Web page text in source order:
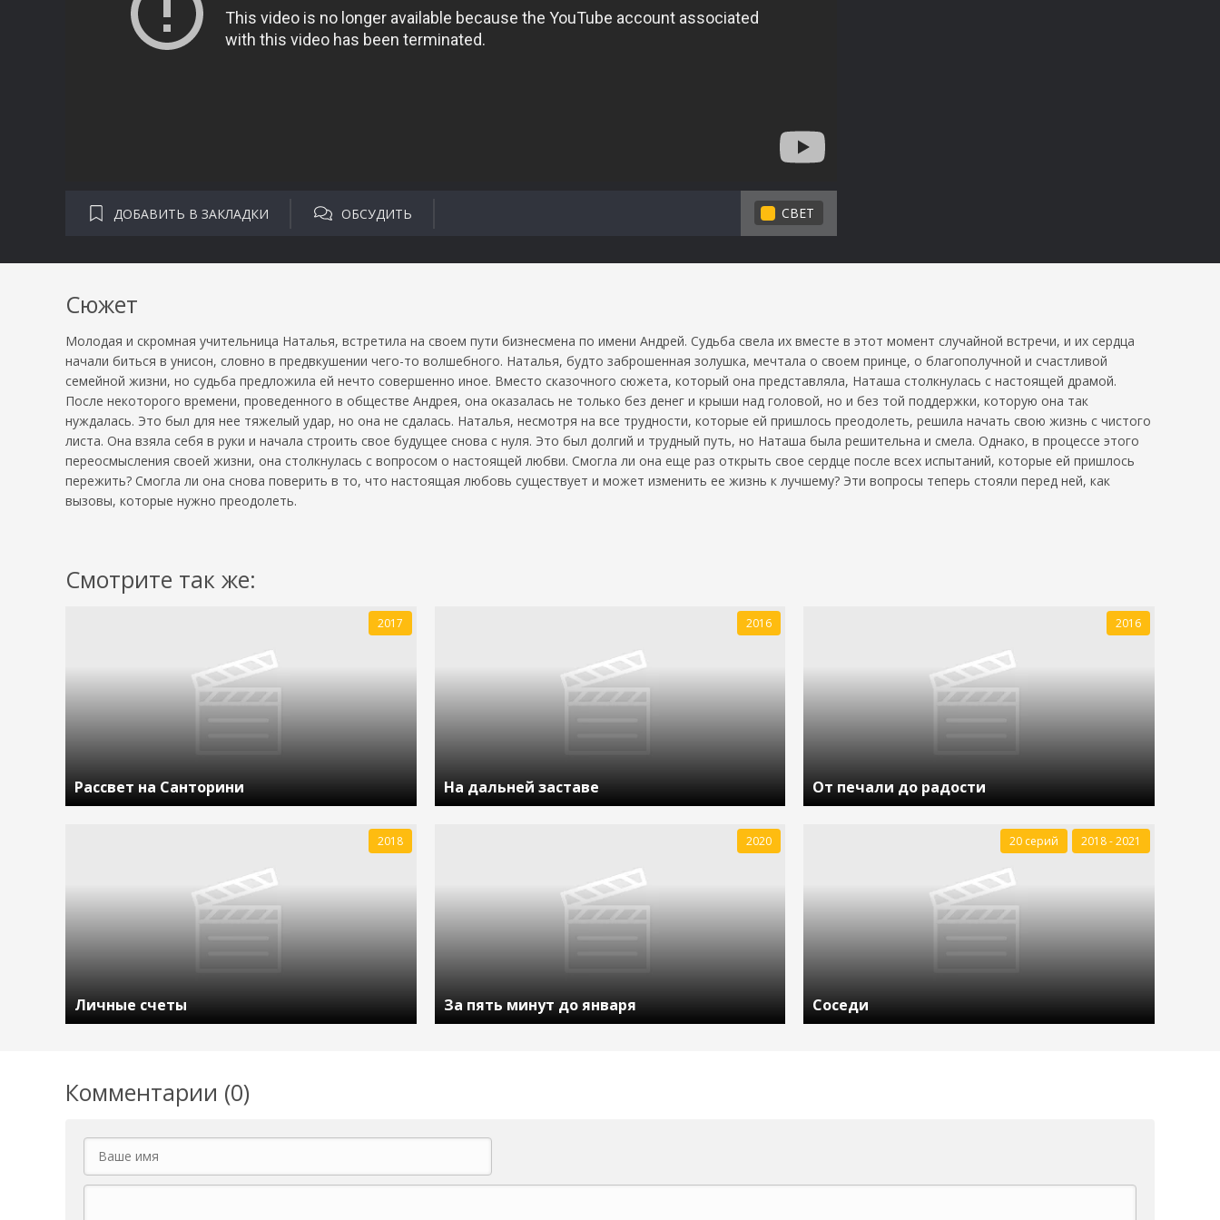
ДОБАВИТЬ В ЗАКЛАДКИ ОБСУДИТЬ СВЕТ
Сюжет
Молодая и скромная учительница Наталья, встретила на своем пути бизнесмена по имени Андрей. Судьба свела их вместе в этот момент случайной встречи, и их сердца
начали биться в унисон, словно в предвкушении чего-то волшебного. Наталья, будто заброшенная золушка, мечтала о своем принце, о благополучной и счастливой
семейной жизни, но судьба предложила ей нечто совершенно иное. Вместо сказочного сюжета, который она представляла, Наташа столкнулась с настоящей драмой.
После некоторого времени, проведенного в обществе Андрея, она оказалась не только без денег и крыши над головой, но и без той поддержки, которую она так
нуждалась. Это был для нее тяжелый удар, но она не сдалась. Наталья, несмотря на все трудности, которые ей пришлось преодолеть, решила начать свою жизнь с чистого
листа. Она взяла себя в руки и начала строить свое будущее снова с нуля. Это был долгий и трудный путь, но Наташа была решительна и смела. Однако, в процессе этого
переосмысления своей жизни, она столкнулась с вопросом о настоящей любви. Смогла ли она еще раз открыть свое сердце после всех испытаний, которые ей пришлось
пережить? Смогла ли она снова поверить в то, что настоящая любовь существует и может изменить ее жизнь к лучшему? Эти вопросы теперь стояли перед ней, как
вызовы, которые нужно преодолеть.
Смотрите так же:
Рассвет на Санторини
2017
На дальней заставе
2016
От печали до радости
2016
Личные счеты
2018
За пять минут до января
2020
Соседи
20 серий 2018 - 2021
Комментарии (0)